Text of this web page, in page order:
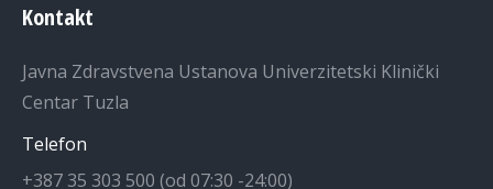
Kontakt
Javna Zdravstvena Ustanova Univerzitetski Klinički
Centar Tuzla
Telefon
+387 35 303 500 (od 07:30 -24:00)